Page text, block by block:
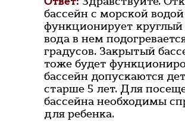
бассейн с морской водой
функционирует круглый
вода в нем
градусов. Закрытый
тоже будет
бассейн допускаются
старше 5 лет. Для
бассейна необходимы
для ребенка.